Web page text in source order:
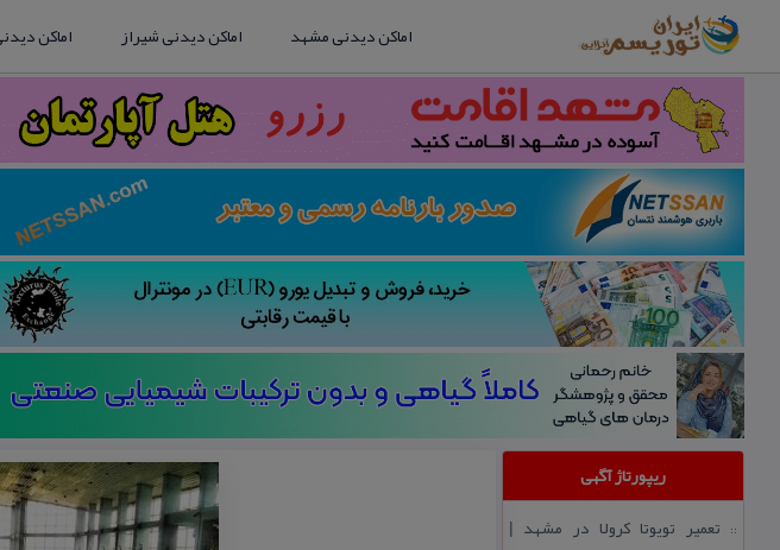
اماکن دیدنی مشهد اماکن دیدنی شیراز اماکن
ریپورتاژ آگهی
:: تعمیر تویوتا كرولا در مشهد |